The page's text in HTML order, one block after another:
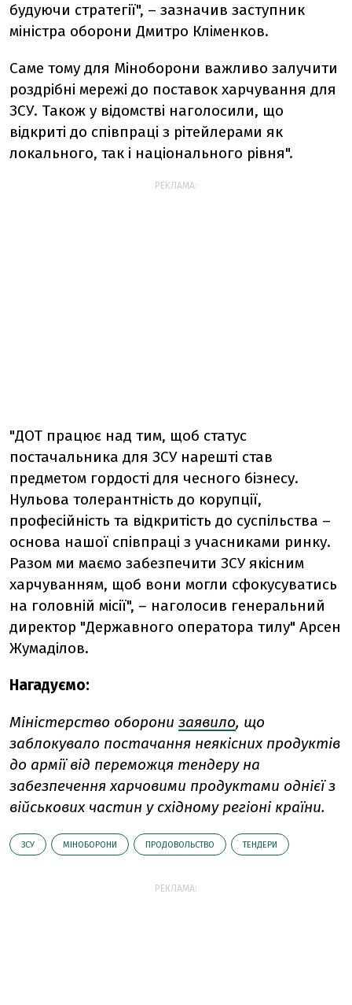
будуючи стратегії", – зазначив заступник
міністра оборони Дмитро Кліменков.
Саме тому для Міноборони важливо залучити
роздрібні мережі до поставок харчування для
ЗСУ. Також у відомстві наголосили, що
відкриті до співпраці з рітейлерами як
локального, так і національного рівня".
РЕКЛАМА:
"ДОТ працює над тим, щоб статус
постачальника для ЗСУ нарешті став
предметом гордості для чесного бізнесу.
Нульова толерантність до корупції,
професійність та відкритість до суспільства –
основа нашої співпраці з учасниками ринку.
Разом ми маємо забезпечити ЗСУ якісним
харчуванням, щоб вони могли сфокусуватись
на головній місії", – наголосив генеральний
директор "Державного оператора тилу" Арсен
Жумаділов.
Нагадуємо:
Міністерство оборони заявило, що
заблокувало постачання неякісних продуктів
до армії від переможця тендеру на
забезпечення харчовими продуктами однієї з
військових частин у східному регіоні країни.
ЗСУ МІНОБОРОНИ ПРОДОВОЛЬСТВО ТЕНДЕРИ
РЕКЛАМА: